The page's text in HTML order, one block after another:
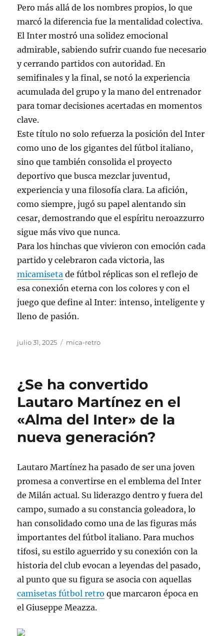
Pero más allá de los nombres propios, lo que
marcó la diferencia fue la mentalidad colectiva.
El Inter mostró una solidez emocional
admirable, sabiendo sufrir cuando fue necesario
y cerrando partidos con autoridad. En
semifinales y la final, se notó la experiencia
acumulada del grupo y la mano del entrenador
para tomar decisiones acertadas en momentos
clave.
Este título no solo refuerza la posición del Inter
como uno de los gigantes del fútbol italiano,
sino que también consolida el proyecto
deportivo que busca mezclar juventud,
experiencia y una filosofía clara. La afición,
como siempre, jugó su papel alentando sin
cesar, demostrando que el espíritu neroazzurro
sigue más vivo que nunca.
Para los hinchas que vivieron con emoción cada
partido y celebraron cada victoria, las
micamiseta de fútbol réplicas son el reflejo de
esa conexión eterna con los colores y con el
juego que define al Inter: intenso, inteligente y
lleno de pasión.
Publicado
julio 31, 2025 Categorías
mica-retro
¿Se ha convertido
Lautaro Martínez en el
«Alma del Inter» de la
nueva generación?
Lautaro Martínez ha pasado de ser una joven
promesa a convertirse en el emblema del Inter
de Milán actual. Su liderazgo dentro y fuera del
campo, sumado a su constancia goleadora, lo
han consolidado como una de las figuras más
importantes del fútbol italiano. Para muchos
tifosi, su estilo aguerrido y su conexión con la
historia del club evocan a leyendas del pasado,
al punto que su figura se asocia con aquellas
camisetas fútbol retro que marcaron época en
el Giuseppe Meazza.